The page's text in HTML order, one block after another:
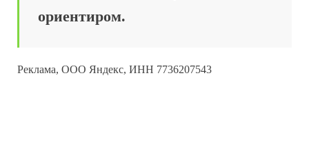
ориентиром.
Реклама, ООО Яндекс, ИНН 7736207543